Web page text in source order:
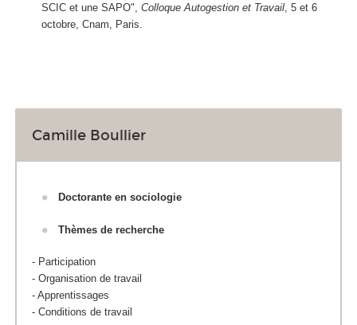
SCIC et une SAPO", Colloque Autogestion et Travail, 5 et 6
octobre, Cnam, Paris.
Camille Boullier
Doctorante en sociologie
Thèmes de recherche
- Participation
- Organisation de travail
- Apprentissages
- Conditions de travail